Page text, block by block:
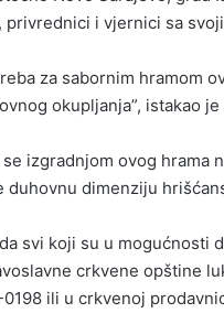
privrednici i vjernici sa
za sabornim hramom
okupljanja”, istakao je
se izgradnjom ovog
duhovnu dimenziju
svi koji su u mogućnosti
crkvene opštine
ili u crkvenoj